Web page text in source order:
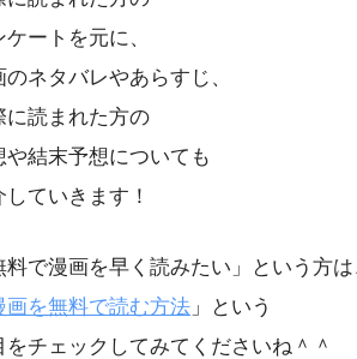
ケートを元に、
のネタバレやあらすじ、
に読まれた方の
や結末予想についても
していきます！
料で漫画を早く読みたい」という方
画を無料で読む方法 」という
をチェックしてみてくださいね＾＾